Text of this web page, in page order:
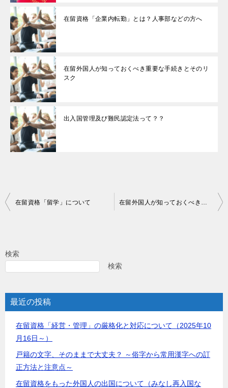
在留資格「企業内転勤」とは？人事部などの方へ
在留外国人が知っておくべき重要な手続きとそのリ
スク
出入国管理及び難民認定法って？？
投
ビ
シ
ョ
在留資格「留学」について 在留外国人が知っておくべき重要な手続きとそのリスク
検索
検索
最近の投稿
在留資格「経営・管理」の厳格化と対応について（2025年10
月16日～）
戸籍の文字、そのままで大丈夫？ ～俗字から常用漢字への訂
正方法と注意点～
在留資格をもった外国人の出国について（みなし再入国な